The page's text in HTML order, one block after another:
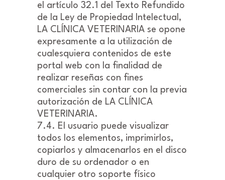
el artículo 32.1 del Texto Refundido
de la Ley de Propiedad Intelectual,
LA CLÍNICA VETERINARIA se opone
expresamente a la utilización de
cualesquiera contenidos de este
portal web con la finalidad de
realizar reseñas con fines
comerciales sin contar con la previa
autorización de LA CLÍNICA
VETERINARIA.
7.4. El usuario puede visualizar
todos los elementos, imprimirlos,
copiarlos y almacenarlos en el disco
duro de su ordenador o en
cualquier otro soporte físico